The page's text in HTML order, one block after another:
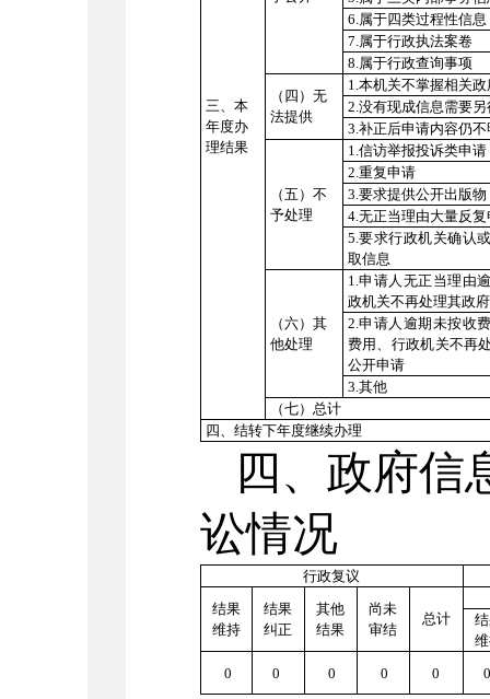
三、本
年度办
理结果
6.属于四类过程性信息
7.属于行政执法案卷
8.属于行政查询事项
（四）无
法提供
1.本机关不掌握相关
2.没有现成信息需要
3.补正后申请内容仍不
（五）不
予处理
1.信访举报投诉类申请
2.重复申请
3.要求提供公开出版物
4.无正当理由大量反复
5.要求行政机关确认
取信息
（六）其
他处理
1.申请人无正当理由
政机关不再处理其政
2.申请人逾期未按收
费用、行政机关不再
公开申请
3.其他
（七）总计
四、结转下年度继续办理
四、 政府信
讼情况
行政复议
结果
维持
结果
纠正
其他
结果
尚未
审结
总计
0
0 0 0 0